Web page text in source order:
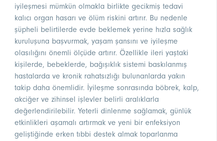
iyileşmesi mümkün olmakla birlikte gecikmiş tedavi
kalıcı organ hasarı ve ölüm riskini artırır. Bu nedenle
şüpheli belirtilerde evde beklemek yerine hızla sağlık
kuruluşuna başvurmak, yaşam şansını ve iyileşme
olasılığını önemli ölçüde artırır. Özellikle ileri yaştaki
kişilerde, bebeklerde, bağışıklık sistemi baskılanmış
hastalarda ve kronik rahatsızlığı bulunanlarda yakın
takip daha önemlidir. İyileşme sonrasında böbrek, kalp,
akciğer ve zihinsel işlevler belirli aralıklarla
değerlendirilebilir. Yeterli dinlenme sağlamak, günlük
etkinlikleri aşamalı artırmak ve yeni bir enfeksiyon
geliştiğinde erken tıbbi destek almak toparlanma